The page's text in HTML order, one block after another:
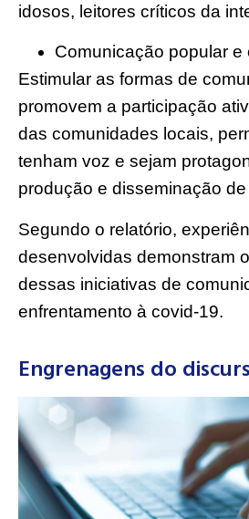
idosos, leitores críticos da
Comunicação popular e
Estimular as formas de
promovem a participação
das comunidades locais,
tenham voz e sejam
produção e disseminação
Segundo o relatório,
desenvolvidas demonstram
dessas iniciativas de
enfrentamento à covid-19.
Engrenagens do